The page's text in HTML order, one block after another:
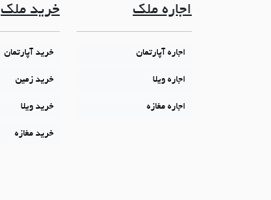
اجاره ملک
اجاره آپارتمان
اجاره ویلا
اجاره مغازه
خرید ملک
خرید آپارتمان
خرید زمین
خرید ویلا
خرید مغازه